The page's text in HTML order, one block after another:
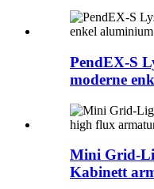
PendEX-S
moderne
Mini Grid-
Kabinett